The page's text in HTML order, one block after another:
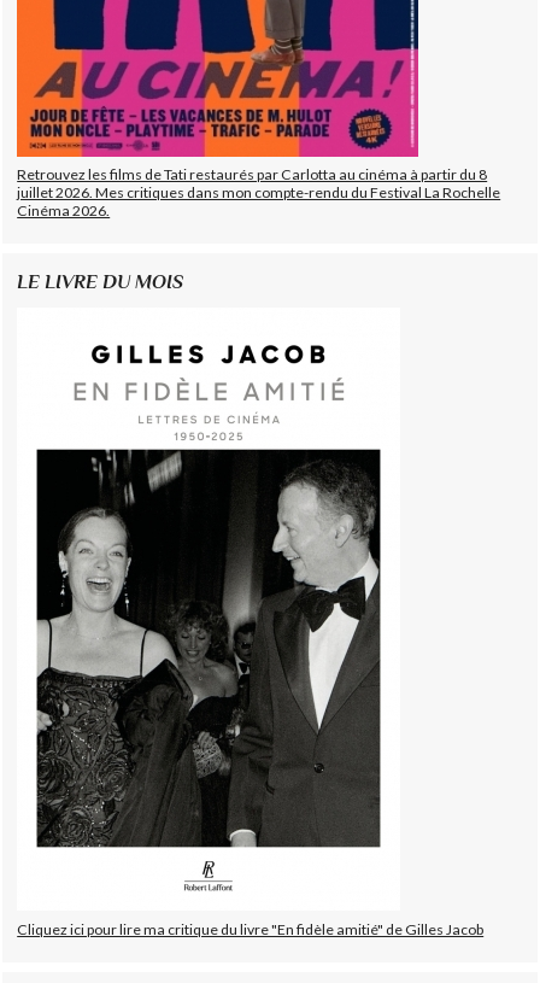
Retrouvez les films de Tati restaurés par Carlotta au cinéma à partir du 8
juillet 2026. Mes critiques dans mon compte-rendu du Festival La Rochelle
Cinéma 2026.
LE LIVRE DU MOIS
Cliquez ici pour lire ma critique du livre "En fidèle amitié" de Gilles Jacob